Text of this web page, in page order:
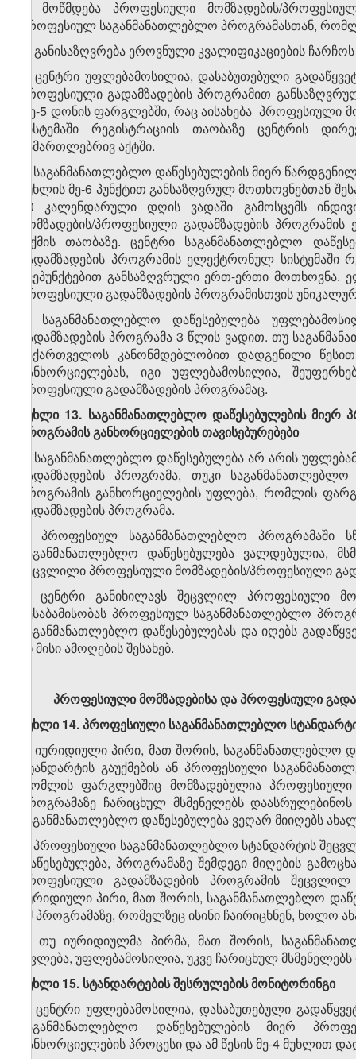
ბ) მოწმდება პროფესიული მომზადების/
პროფესიულ საგანმანათლებლო პროგრამასთან,
გ) განისაზღვრება ეროვნული კვალიფიკაციების
7. ცენტრი უფლებამოსილია, დასაბუთებული
პროფესიული გადამზადების პროგრამით
მე-5 დონის ფარგლებში, რაც აისახება
სისტემაში რეგისტრაციის თაობაზე ცენტრის
სამართლებრივ აქტში.
8. საგანმანათლებლო დაწესებულების მიერ
მუხლის მე-6 პუნქტით განსაზღვრულ მოთხოვნებთან
30 კალენდარული დღის ვადაში გამოსცემს
მომზადების/პროფესიული გადამზადების
თქმის თაობაზე. ცენტრი საგანმანათლებლო
გადამზადების პროგრამის ელექტრონულ სისტემაში
ქვეპუნქტებით განსაზღვრული ერთ-ერთი
პროფესიული გადამზადების პროგრამისთვის
9. საგანმანათლებლო დაწესებულება
გადამზადების პროგრამა 3 წლის ვადით. თუ
საქართველოს კანონმდებლობით დადგენილი
განხორციელებას, იგი უფლებამოსილია,
პროფესიული გადამზადების პროგრამაც.
მუხლი 13. საგანმანათლებლო დაწესებულების
პროგრამის განხორციელების თავისებურებები
1. საგანმანათლებლო დაწესებულება არ არის
გადამზადების პროგრამა, თუკი
პროგრამის განხორციელების უფლება, რომლის
გადამზადების პროგრამა.
2. პროფესიულ საგანმანათლებლო პროგრამაში
საგანმანათლებლო დაწესებულება ვალდებულია,
შეცვლილი პროფესიული მომზადების/პროფესიული
3. ცენტრი განიხილავს შეცვლილ პროფესიული
შესაბამისობას პროფესიულ საგანმანათლებლო
საგანმანათლებლო დაწესებულებას და იღებს
ან მისი ამოღების შესახებ.
პროფესიული მომზადებისა და პროფესიული
მუხლი 14. პროფესიული საგანმანათლებლო
1. იურიდიული პირი, მათ შორის,
სტანდარტის გაუქმების ან პროფესიული
რომლის ფარგლებშიც მომზადებულია პროფესიული
პროგრამაზე ჩარიცხულ მსმენელებს
საგანმანათლებლო დაწესებულება ვეღარ მიიღებს
2. პროფესიული საგანმანათლებლო სტანდარტის
დაწესებულება, პროგრამაზე შემდეგი მიღების
პროფესიული გადამზადების პროგრამის
იურიდიული პირი, მათ შორის, საგანმანათლებლო
იმ პროგრამაზე, რომელზეც ისინი ჩაირიცხნენ, ხოლო
3. თუ იურიდიულმა პირმა, მათ შორის,
უფლება, უფლებამოსილია, უკვე ჩარიცხულ
მუხლი 15. სტანდარტების შესრულების მონიტორინგი
1. ცენტრი უფლებამოსილია, დასაბუთებული
საგანმანათლებლო დაწესებულების მიერ
განხორციელების პროცესი და ამ წესის მე-4 მუხლით